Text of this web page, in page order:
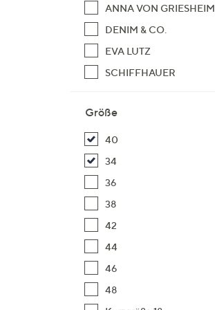
ANNA VON GRIESHEIM
DENIM & CO.
EVA LUTZ
SCHIFFHAUER
Größe
40
34
36
38
42
44
46
48